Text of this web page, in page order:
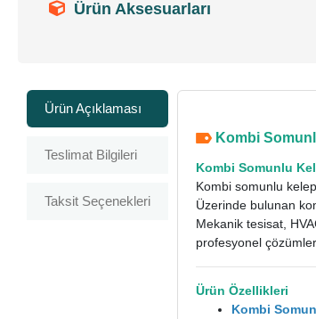
Ürün Aksesuarları
Ürün Açıklaması
Teslimat Bilgileri
Taksit Seçenekleri
Kombi
Kombi Somunlu
Kombi somunlu
Üzerinde bulunan
Mekanik tesisat,
profesyonel
Ürün Özellikleri
Kombi